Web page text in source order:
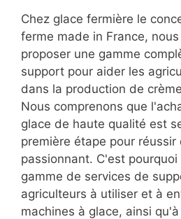
Chez glace fermière le
ferme made in France,
proposer une gamme
support pour aider les
dans la production de
Nous comprenons que
glace de haute qualité est
première étape pour
passionnant. C'est
gamme de services de
agriculteurs à utiliser et à
machines à glace, ainsi